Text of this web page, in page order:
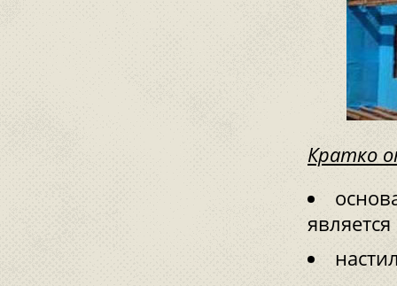
Кратко